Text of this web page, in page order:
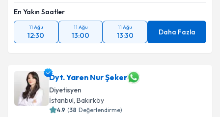
En Yakın Saatler
11 Ağu
12:30
11 Ağu
13:00
11 Ağu
13:30 Daha Fazla
Dyt. Yaren Nur Şeker
Diyetisyen
İstanbul, Bakırköy
4.9 (38 Değerlendirme)